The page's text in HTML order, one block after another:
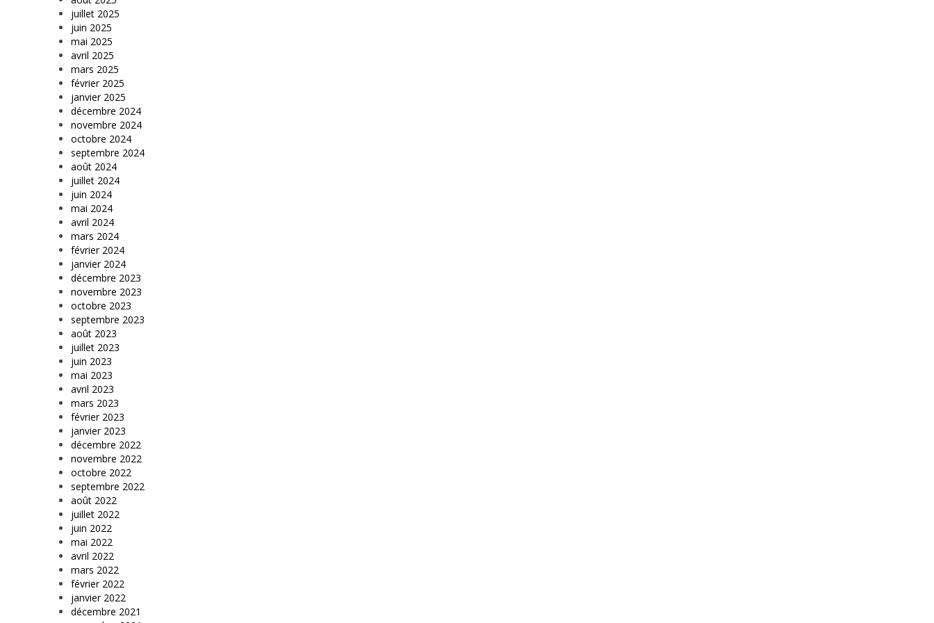
juillet 2025
juin 2025
mai 2025
avril 2025
mars 2025
février 2025
janvier 2025
décembre 2024
novembre 2024
octobre 2024
septembre 2024
août 2024
juillet 2024
juin 2024
mai 2024
avril 2024
mars 2024
février 2024
janvier 2024
décembre 2023
novembre 2023
octobre 2023
septembre 2023
août 2023
juillet 2023
juin 2023
mai 2023
avril 2023
mars 2023
février 2023
janvier 2023
décembre 2022
novembre 2022
octobre 2022
septembre 2022
août 2022
juillet 2022
juin 2022
mai 2022
avril 2022
mars 2022
février 2022
janvier 2022
décembre 2021